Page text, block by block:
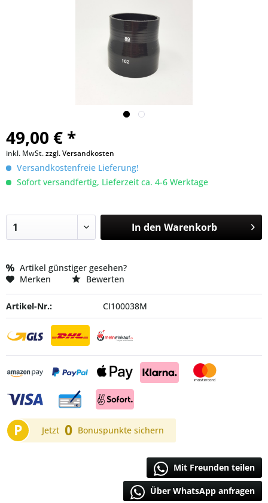
49,00 € *
inkl. MwSt.zzgl. Versandkosten
Versandkostenfreie Lieferung!
Sofort versandfertig, Lieferzeit ca. 4-6 Werktage
In den Warenkorb
Artikel günstiger gesehen?
Merken
Bewerten
Artikel-Nr.: CI100038M
P Jetzt 0 Bonuspunkte sichern
Mit Freunden teilen
Über WhatsApp anfragen